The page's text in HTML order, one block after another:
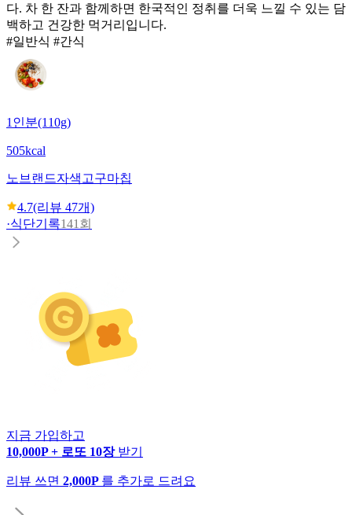
다. 차 한 잔과 함께하면 한국적인 정취를 더욱 느낄 수 있는 담
백하고 건강한 먹거리입니다.
#일반식 #간식
1인분(110g)
505kcal
노브랜드자색고구마칩
4.7(리뷰 47개)
·식단기록141회
지금 가입하고
10,000P + 로또 10장 받기
리뷰 쓰면 2,000P 를 추가로 드려요